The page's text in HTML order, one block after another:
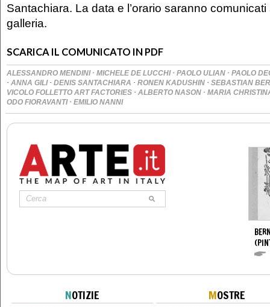
Santachiara. La data e l’orario saranno
galleria.
SCARICA IL COMUNICATO IN PDF
ALESSANDRO MENDINI · MICHELE DE LUCCHI · PAOLO ULIAN · PAOLO
· ANNA GILI · DENIS SANTACHIARA · RONEN KADUSHIN · SEBASTIAN
VICOLO FOLLETTO ART FACTORIES · ALBERTO NASON · MARIA
ODO FIORAVANTI · EMILIO NANNI
NOTIZIE MOSTRE